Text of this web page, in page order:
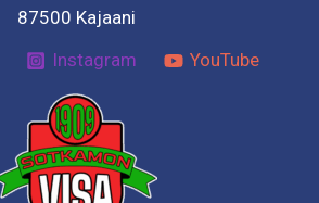
87500 Kajaani
Instagram YouTube